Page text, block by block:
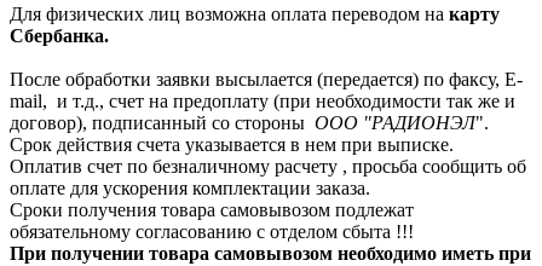
Для физических лиц возможна оплата переводом на карту
Сбербанка.
После обработки заявки высылается (передается) по факсу, E-
mail, и т.д., счет на предоплату (при необходимости так же и
договор), подписанный со стороны ООО "РАДИОНЭЛ".
Срок действия счета указывается в нем при выписке.
Оплатив счет по безналичному расчету , просьба сообщить об
оплате для ускорения комплектации заказа.
Сроки получения товара самовывозом подлежат
обязательному согласованию с отделом сбыта !!!
При получении товара самовывозом необходимо иметь при